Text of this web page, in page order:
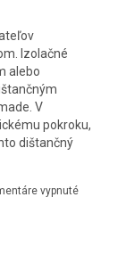
Izolačné
alebo
V
pokroku,
dištančný
vypnuté